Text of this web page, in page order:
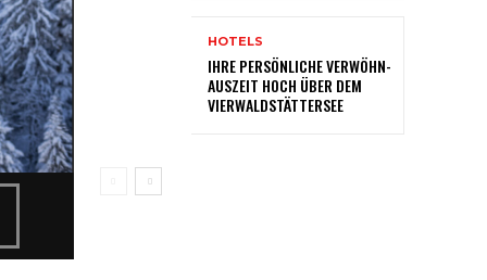
HOTELS
IHRE PERSÖNLICHE VERWÖHN-
AUSZEIT HOCH ÜBER DEM
VIERWALDSTÄTTERSEE